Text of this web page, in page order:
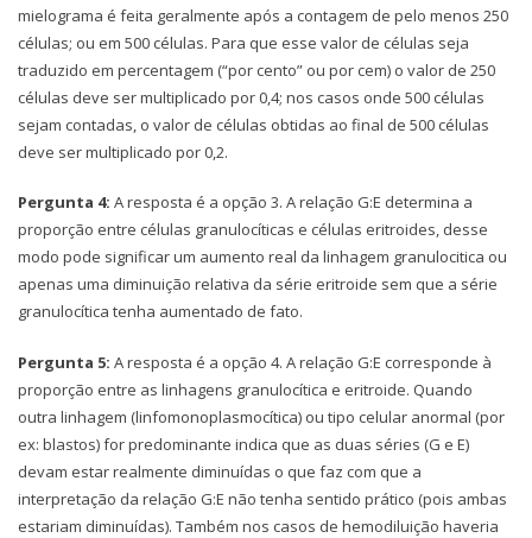
mielograma é feita geralmente após a contagem de pelo menos 250
células; ou em 500 células. Para que esse valor de células seja
traduzido em percentagem (“por cento” ou por cem) o valor de 250
células deve ser multiplicado por 0,4; nos casos onde 500 células
sejam contadas, o valor de células obtidas ao final de 500 células
deve ser multiplicado por 0,2.
Pergunta 4: A resposta é a opção 3. A relação G:E determina a
proporção entre células granulocíticas e células eritroides, desse
modo pode significar um aumento real da linhagem granulocitica ou
apenas uma diminuição relativa da série eritroide sem que a série
granulocítica tenha aumentado de fato.
Pergunta 5: A resposta é a opção 4. A relação G:E corresponde à
proporção entre as linhagens granulocítica e eritroide. Quando
outra linhagem (linfomonoplasmocítica) ou tipo celular anormal (por
ex: blastos) for predominante indica que as duas séries (G e E)
devam estar realmente diminuídas o que faz com que a
interpretação da relação G:E não tenha sentido prático (pois ambas
estariam diminuídas). Também nos casos de hemodiluição haveria